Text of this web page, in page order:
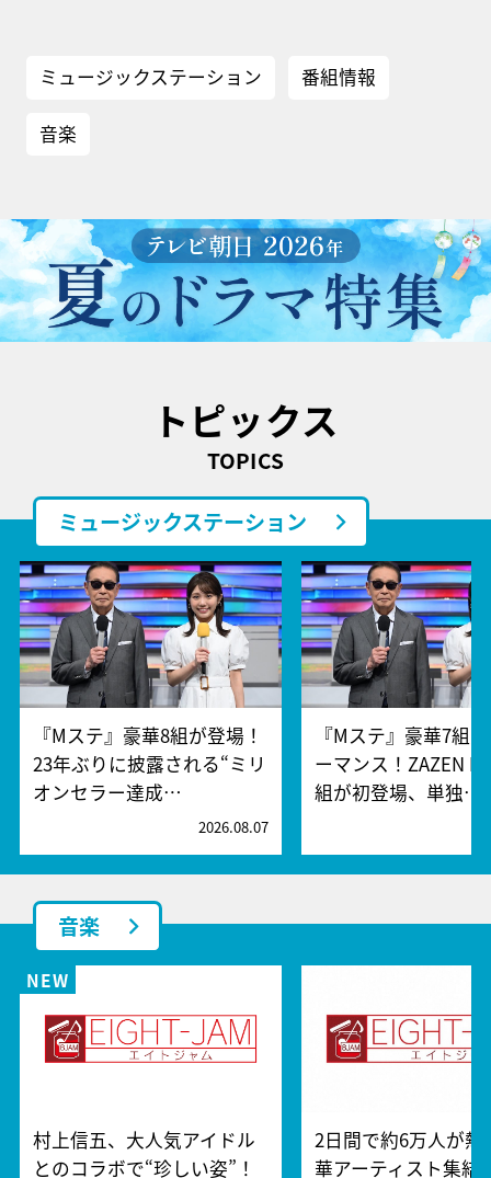
ミュージックステーション 番組情報
音楽
トピックス
TOPICS
ミュージックステーション
『Mステ』豪華8組が登場！
23年ぶりに披露される“ミリ
オンセラー達成…
2026.08.07
『Mステ』豪華7組
ーマンス！ZAZEN
組が初登場、単独…
音楽
村上信五、大人気アイドル
とのコラボで“珍しい姿”！
2日間で約6万人が熱
華アーティスト集結